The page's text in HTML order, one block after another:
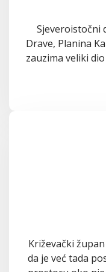
Sjeveroistočni
Drave, Planina
zauzima veliki
Križevački
da je već tada